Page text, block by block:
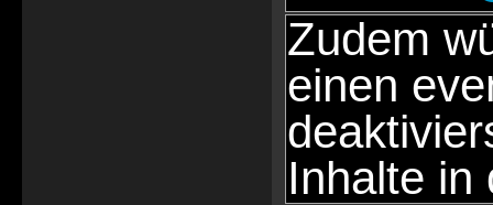
Zudem
einen
Inhalte in